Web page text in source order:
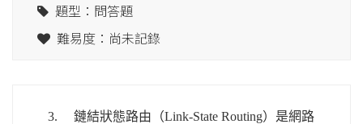
題型：問答題
難易度：尚未記錄
3.
鏈結狀態路由（Link-State Routing）是網路